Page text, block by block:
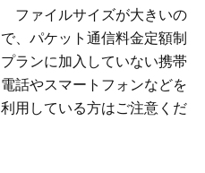
ファイルサイズが大きいの
で、パケット通信料金定額制
プランに加入していない携帯
電話やスマートフォンなどを
利用している方はご注意くだ